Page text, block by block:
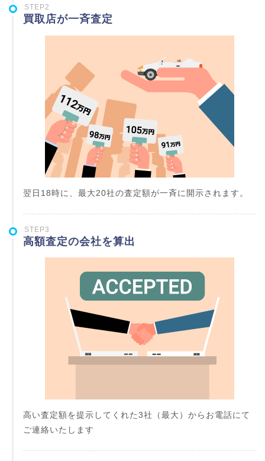
STEP2
買取店が一斉査定
翌日18時に、最大20社の査定額が一斉に開示されます。
STEP3
高額査定の会社を算出
高い査定額を提示してくれた3社（最大）からお電話にて
ご連絡いたします